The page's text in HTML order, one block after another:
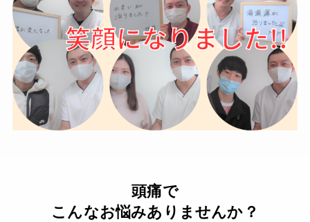
頭痛で
こんなお悩みありませんか？